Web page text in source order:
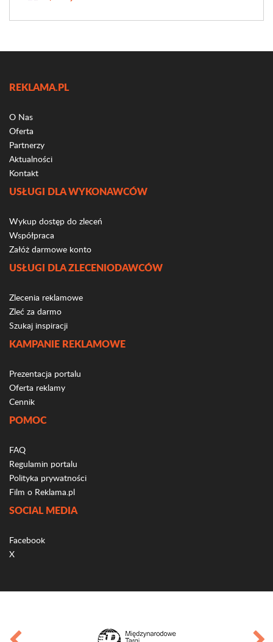
REKLAMA.PL
O Nas
Oferta
Partnerzy
Aktualności
Kontakt
USŁUGI DLA WYKONAWCÓW
Wykup dostęp do zleceń
Współpraca
Załóż darmowe konto
USŁUGI DLA ZLECENIODAWCÓW
Zlecenia reklamowe
Zleć za darmo
Szukaj inspiracji
KAMPANIE REKLAMOWE
Prezentacja portalu
Oferta reklamy
Cennik
POMOC
FAQ
Regulamin portalu
Polityka prywatności
Film o Reklama.pl
SOCIAL MEDIA
Facebook
X